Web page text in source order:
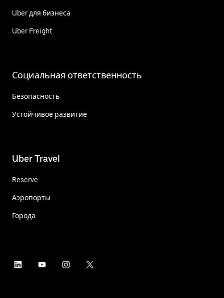
Uber для бизнеса
Uber Freight
Социальная ответственность
Безопасность
Устойчивое развитие
Uber Travel
Reserve
Аэропорты
Города